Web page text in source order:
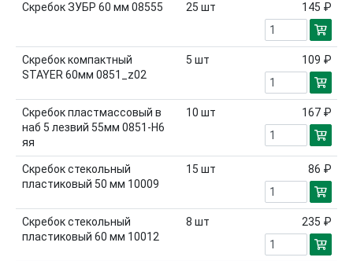
Скребок ЗУБР 60 мм 08555 25 шт 145 ₽
Скребок компактный
STAYER 60мм 0851_z02
5 шт 109 ₽
Скребок пластмассовый в
наб 5 лезвий 55мм 0851-Н6
яя
10 шт 167 ₽
Скребок стекольный
пластиковый 50 мм 10009
15 шт 86 ₽
Скребок стекольный
пластиковый 60 мм 10012
8 шт 235 ₽